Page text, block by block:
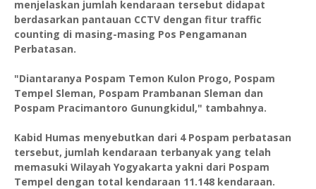
menjelaskan jumlah kendaraan tersebut didapat
berdasarkan pantauan CCTV dengan fitur traffic
counting di masing-masing Pos Pengamanan
Perbatasan.
"Diantaranya Pospam Temon Kulon Progo, Pospam
Tempel Sleman, Pospam Prambanan Sleman dan
Pospam Pracimantoro Gunungkidul," tambahnya.
Kabid Humas menyebutkan dari 4 Pospam perbatasan
tersebut, jumlah kendaraan terbanyak yang telah
memasuki Wilayah Yogyakarta yakni dari Pospam
Tempel dengan total kendaraan 11.148 kendaraan.